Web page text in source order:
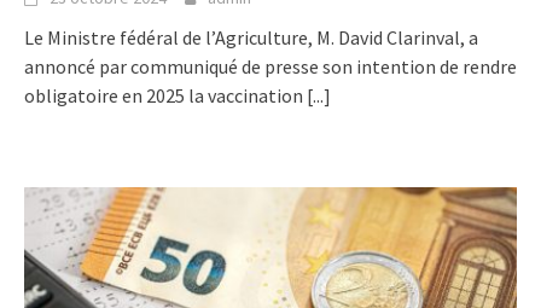
Le Ministre fédéral de l’Agriculture, M. David Clarinval, a
annoncé par communiqué de presse son intention de rendre
obligatoire en 2025 la vaccination [...]